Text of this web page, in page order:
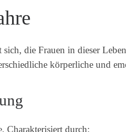
die Frauen in dieser
körperliche und
Charakterisiert durch: